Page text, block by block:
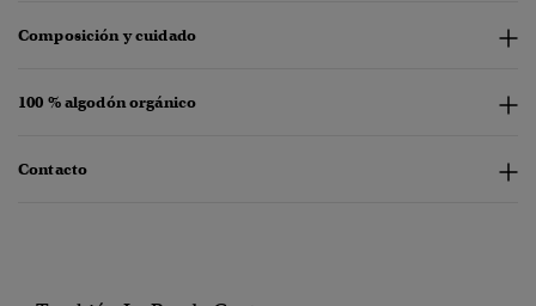
Composición y cuidado
100 % algodón orgánico
Contacto